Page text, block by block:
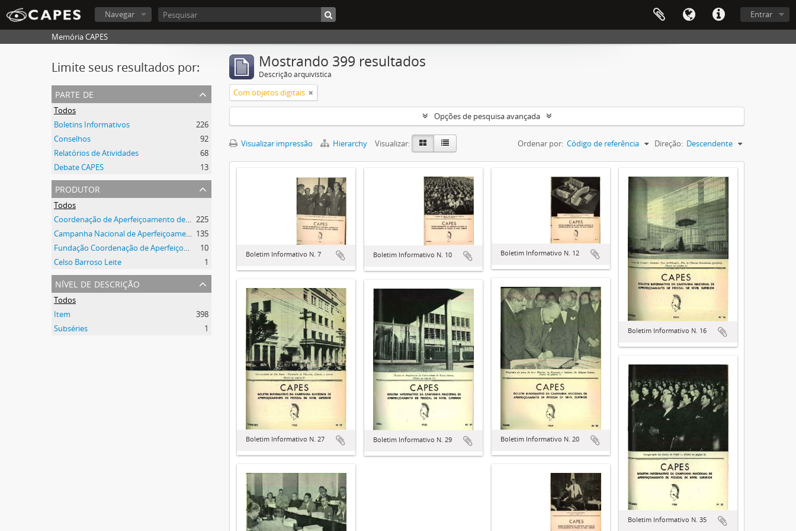
Entrar
Navegar
Memória CAPES
Limite seus resultados por:
parte de
Todos
Boletins Informativos
226
Conselhos
92
Relatórios de Atividades
68
Debate CAPES
13
produtor
Todos
Coordenação de Aperfeiçoamento de Pessoal de Nível Superior (CAPES) 225
Campanha Nacional de Aperfeiçoamento de Pessoal de Nível Superior (CAPES) 135
Fundação Coordenação de Aperfeiçoamento de Pessoal de Nível Superior (CAPES)
10
Celso Barroso Leite
1
nível de descrição
Todos
Item
398
Subséries
1
Mostrando 399 resultados
Descrição arquivística
Com objetos digitais
Opções de pesquisa avançada
Visualizar impressão Hierarchy Visualizar: Ordenar por: Código de referência Direção: Descendente
Boletim Informativo N. 7 Boletim Informativo N. 10 Boletim Informativo N. 12
Boletim Informativo N. 16
Boletim Informativo N. 20
Boletim Informativo N. 27 Boletim Informativo N. 29
Boletim Informativo N. 35